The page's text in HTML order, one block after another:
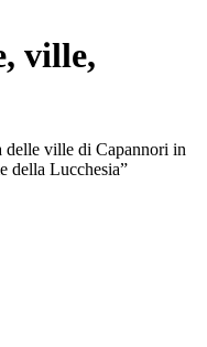
ville,
delle ville di Capannori in
della Lucchesia”